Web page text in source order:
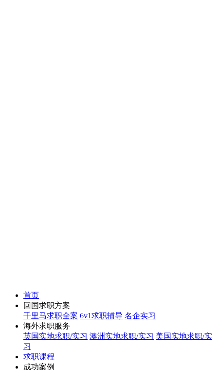
首页
回国求职方案
千里马求职全案 6v1求职辅导 名企实习
海外求职服务
英国实地求职/实习 澳洲实地求职/实习 美国实地求职/实
习
求职课程
成功案例